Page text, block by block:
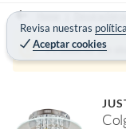
n
Revisa nuestras
Aceptar cookies
Home Decoración
Producto sin